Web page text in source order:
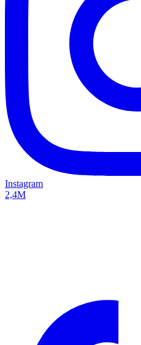
Instagram
2,4M